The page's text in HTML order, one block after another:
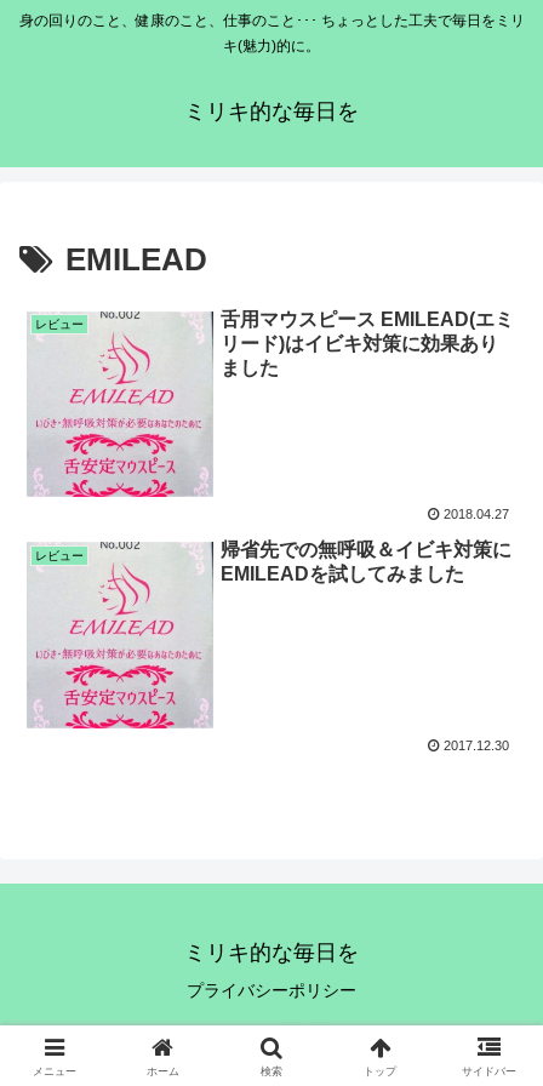
身の回りのこと、健康のこと、仕事のこと･･･ ちょっとした工夫で毎日をミリ
キ(魅力)的に。
ミリキ的な毎日を
EMILEAD
レビュー
舌用マウスピース EMILEAD(エミ
リード)はイビキ対策に効果あり
ました
2018.04.27
レビュー
帰省先での無呼吸＆イビキ対策に
EMILEADを試してみました
2017.12.30
ミリキ的な毎日を
プライバシーポリシー
メニュー ホーム 検索 トップ サイドバー